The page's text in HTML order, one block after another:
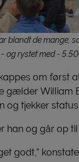
blandt de mange,
og rystet med -
om først
gælder William
og tjekker status.
han og går
godt,”